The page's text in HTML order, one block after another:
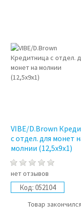
VIBE/D.Brown
с отдел. для монет
молнии (12,5x9x1)
нет отзывов
Код: 052104
Товар